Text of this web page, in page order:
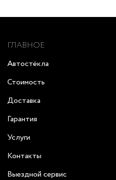
ГЛАВНОЕ
Автостёкла
Стоимость
Доставка
Гарантия
Услуги
Контакты
Выездной сервис